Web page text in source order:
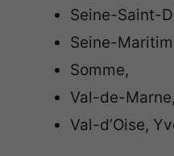
Seine-Saint-
Seine-
Somme,
Val-de-Marne,
Val-d’Oise,